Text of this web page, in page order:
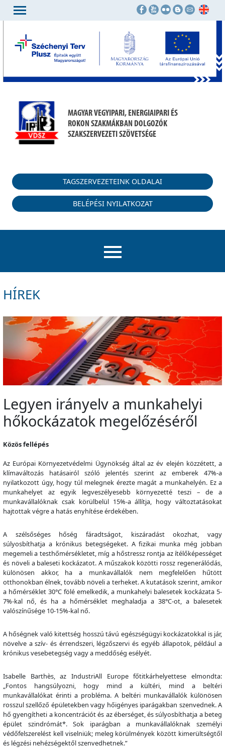
MAGYAR VEGYIPARI, ENERGIAIPARI ÉS
ROKON SZAKMÁKBAN DOLGOZÓK
SZAKSZERVEZETI SZÖVETSÉGE
TAGSZERVEZETEINK OLDALAI
BELÉPÉSI NYILATKOZAT
HÍREK
Legyen irányelv a munkahelyi
hőkockázatok megelőzéséről
Közös fellépés
Az Európai Környezetvédelmi Ügynökség által az év elején közzétett, a
klímaváltozás hatásairól szóló jelentés szerint az emberek 47%-a
nyilatkozott úgy, hogy túl melegnek érezte magát a munkahelyén. Ez a
munkahelyet az egyik legveszélyesebb környezetté teszi – de a
munkavállalóknak csak körülbelül 15%-a állítja, hogy változtatásokat
hajtottak végre a hatás enyhítése érdekében.
A szélsőséges hőség fáradtságot, kiszáradást okozhat, vagy
súlyosbíthatja a krónikus betegségeket. A fizikai munka még jobban
megemeli a testhőmérsékletet, míg a hőstressz rontja az ítélőképességet
és növeli a baleseti kockázatot. A műszakok közötti rossz regenerálódás,
különösen akkor, ha a munkavállalók nem megfelelően hűtött
otthonokban élnek, tovább növeli a terheket. A kutatások szerint, amikor
a hőmérséklet 30°C fölé emelkedik, a munkahelyi balesetek kockázata 5-
7%-kal nő, és ha a hőmérséklet meghaladja a 38°C-ot, a balesetek
valószínűsége 10-15%-kal nő.
A hőségnek való kitettség hosszú távú egészségügyi kockázatokkal is jár,
növelve a szív- és érrendszeri, légzőszervi és egyéb állapotok, például a
krónikus vesebetegség vagy a meddőség esélyét.
Isabelle Barthès, az IndustriAll Europe főtitkárhelyettese elmondta:
„Fontos hangsúlyozni, hogy mind a kültéri, mind a beltéri
munkavállalókat érinti a probléma. A beltéri munkavállalók különösen
rosszul szellőző épületekben vagy hőigényes iparágakban szenvednek. A
hő gyengítheti a koncentrációt és az éberséget, és súlyosbíthatja a beteg
épület szindrómát*. Sok iparágban a munkavállalóknak személyi
védőfelszerelést kell viselniük; meleg körülmények között kimerültségtől
és légzési nehézségektől szenvedhetnek.”